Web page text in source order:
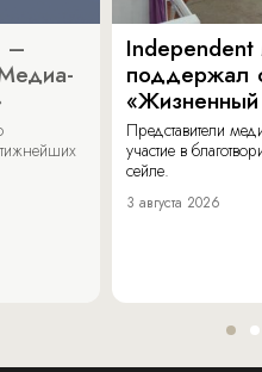
–
Independent
поддержал
«Жизненный
Представители
участие в
сейле.
3 августа 2026